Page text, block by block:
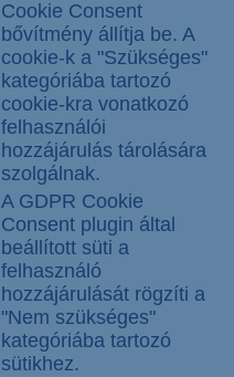
Cookie Consent
bővítmény állítja be. A
cookie-k a "Szükséges"
kategóriába tartozó
cookie-kra vonatkozó
felhasználói
hozzájárulás tárolására
szolgálnak.
A GDPR Cookie
Consent plugin által
beállított süti a
felhasználó
hozzájárulását rögzíti a
"Nem szükséges"
kategóriába tartozó
sütikhez.